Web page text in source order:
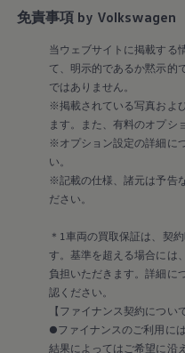
エンジンオ
ホイールと
路上故障に
フォルクス
アクセサリー
Lifestyle &
Car
Drive
お客様情報
リサイクル
特定整備情
自動車リサ
ロイヤリティプ
安心プログ
メンテナン
カスタマー
タイヤパン
認定中古車
免責事項 by Volkswagen
当ウェブサイトに掲載する
て、明示的であるか黙示的
ではありません。
※掲載されている写真およ
ます。また、有料のオプシ
※オプション設定の詳細に
い。
※記載の仕様、諸元は予告
ださい。
＊1車両の買取保証は、契
す。基準を超える場合には
負担いただきます。詳細に
認ください。
【ファイナンス契約につい
●ファイナンスのご利用に
結果によってはご希望に沿